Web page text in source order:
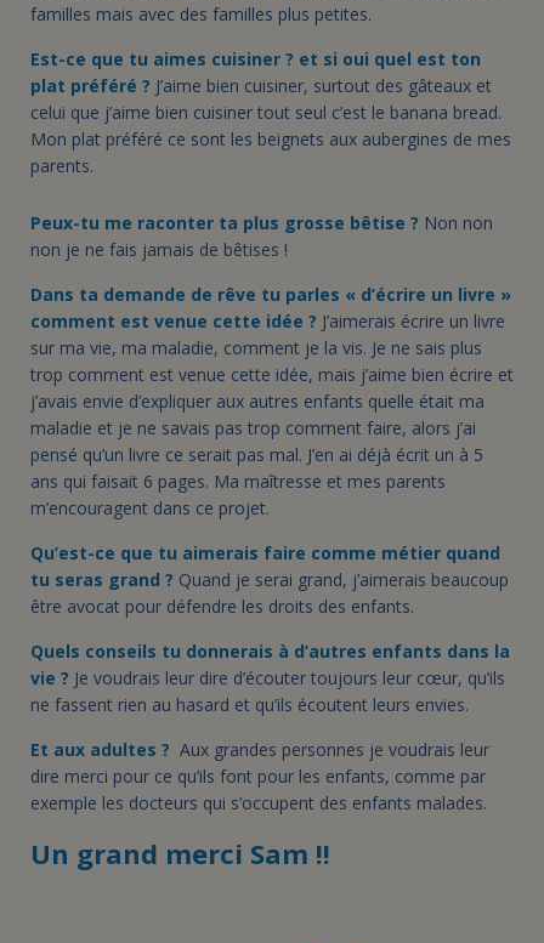
familles mais avec des familles plus petites.
Est-ce que tu aimes cuisiner ? et si oui quel est ton
plat préféré ? J’aime bien cuisiner, surtout des gâteaux et
celui que j’aime bien cuisiner tout seul c’est le banana bread.
Mon plat préféré ce sont les beignets aux aubergines de mes
parents.
Peux-tu me raconter ta plus grosse bêtise ? Non non
non je ne fais jamais de bêtises !
Dans ta demande de rêve tu parles « d’écrire un livre »
comment est venue cette idée ? J’aimerais écrire un livre
sur ma vie, ma maladie, comment je la vis. Je ne sais plus
trop comment est venue cette idée, mais j’aime bien écrire et
j’avais envie d’expliquer aux autres enfants quelle était ma
maladie et je ne savais pas trop comment faire, alors j’ai
pensé qu’un livre ce serait pas mal. J’en ai déjà écrit un à 5
ans qui faisait 6 pages. Ma maîtresse et mes parents
m’encouragent dans ce projet.
Qu’est-ce que tu aimerais faire comme métier quand
tu seras grand ? Quand je serai grand, j’aimerais beaucoup
être avocat pour défendre les droits des enfants.
Quels conseils tu donnerais à d’autres enfants dans la
vie ? Je voudrais leur dire d’écouter toujours leur cœur, qu’ils
ne fassent rien au hasard et qu’ils écoutent leurs envies.
Et aux adultes ? Aux grandes personnes je voudrais leur
dire merci pour ce qu’ils font pour les enfants, comme par
exemple les docteurs qui s’occupent des enfants malades.
Un grand merci Sam !!